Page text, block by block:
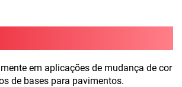
em aplicações de mudança de cor
de bases para pavimentos.